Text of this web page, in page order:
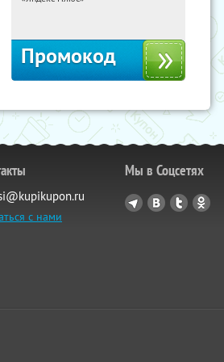
Промокод
с нами
Мы в Соцсетях